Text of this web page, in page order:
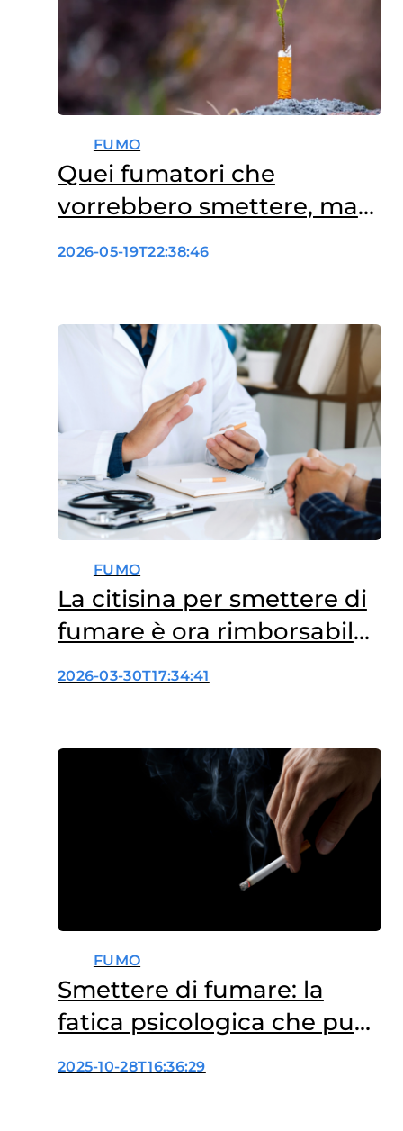
FUMO
Quei fumatori che
vorrebbero smettere, ma
non riescono
2026-05-19T22:38:46
FUMO
La citisina per smettere di
fumare è ora rimborsabile
dal SSN
2026-03-30T17:34:41
FUMO
Smettere di fumare: la
fatica psicologica che può
far ricadere
2025-10-28T16:36:29